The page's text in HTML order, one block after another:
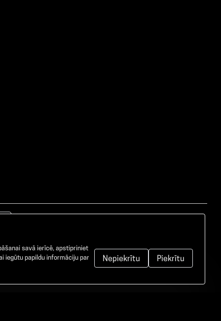
savā ierīcē, apstipriniet
iegūtu papildu informāciju par
Nepiekrītu Piekrītu